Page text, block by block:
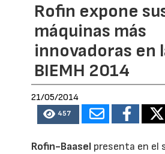
Rofin expone
máquinas más
innovadoras en
BIEMH 2014
21/05/2014
457
Rofin-Baasel presenta en el